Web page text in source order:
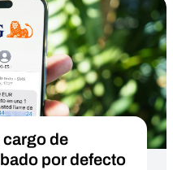
cargo de
por defecto